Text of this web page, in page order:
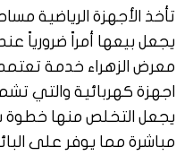
تأخذ الأجهزة الرياضية
يجعل بيعها أمراً ضرورياً
معرض الزهراء خدمة
اجهزة كهربائية والتي
يجعل التخلص منها خطوة
مباشرة مما يوفر على